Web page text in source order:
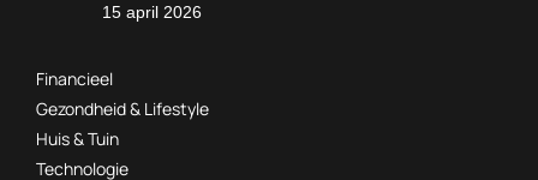
15 april 2026
Financieel
Gezondheid & Lifestyle
Huis & Tuin
Technologie